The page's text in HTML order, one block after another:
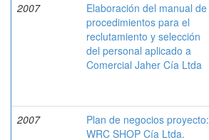
2007
Elaboración del manual de
procedimientos para el
reclutamiento y selección
del personal aplicado a
Comercial Jaher Cía Ltda
2007
Plan de negocios proyecto:
WRC SHOP Cía Ltda.